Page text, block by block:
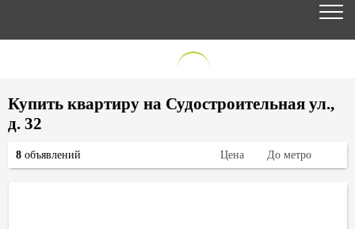
Купить квартиру на Судостроительная ул.,
д. 32
8 объявлений Цена До метро